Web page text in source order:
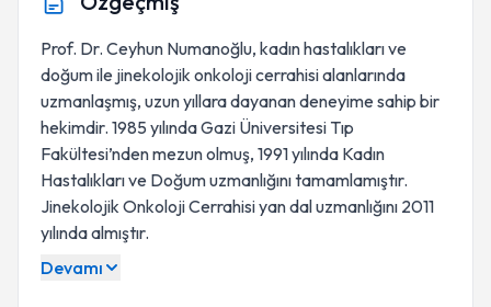
Prof. Dr. Ceyhun Numanoğlu, kadın hastalıkları ve
doğum ile jinekolojik onkoloji cerrahisi alanlarında
uzmanlaşmış, uzun yıllara dayanan deneyime sahip bir
hekimdir. 1985 yılında Gazi Üniversitesi Tıp
Fakültesi’nden mezun olmuş, 1991 yılında Kadın
Hastalıkları ve Doğum uzmanlığını tamamlamıştır.
Jinekolojik Onkoloji Cerrahisi yan dal uzmanlığını 2011
yılında almıştır.
Devamı